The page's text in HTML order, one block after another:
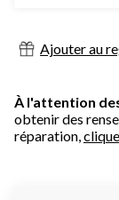
Ajouter au
À l'attention
obtenir des
réparation,